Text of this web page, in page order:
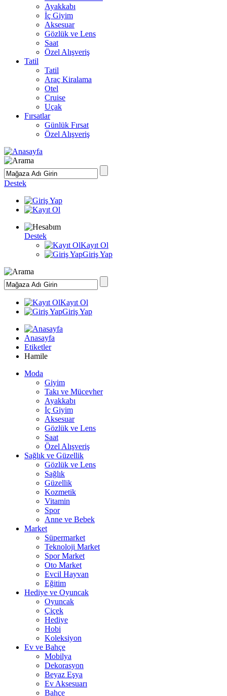
Ayakkabı
İç Giyim
Aksesuar
Gözlük ve Lens
Saat
Özel Alışveriş
Tatil
Tatil
Araç Kiralama
Otel
Cruise
Uçak
Fırsatlar
Günlük Fırsat
Özel Alışveriş
Destek
Destek
Kayıt Ol
Giriş Yap
Kayıt Ol
Giriş Yap
Anasayfa
Etiketler
Hamile
Moda
Giyim
Takı ve Mücevher
Ayakkabı
İç Giyim
Aksesuar
Gözlük ve Lens
Saat
Özel Alışveriş
Sağlık ve Güzellik
Gözlük ve Lens
Sağlık
Güzellik
Kozmetik
Vitamin
Spor
Anne ve Bebek
Market
Süpermarket
Teknoloji Market
Spor Market
Oto Market
Evcil Hayvan
Eğitim
Hediye ve Oyuncak
Oyuncak
Çiçek
Hediye
Hobi
Koleksiyon
Ev ve Bahçe
Mobilya
Dekorasyon
Beyaz Eşya
Ev Aksesuarı
Bahçe